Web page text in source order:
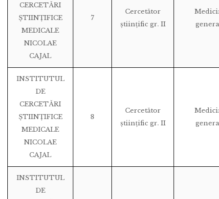
CERCETĂRI
ȘTIINȚIFICE
MEDICALE
NICOLAE
CAJAL
7
Cercetător
științific gr. II
INSTITUTUL
DE
CERCETĂRI
ȘTIINȚIFICE
MEDICALE
NICOLAE
CAJAL
8
Cercetător
științific gr. II
INSTITUTUL
DE